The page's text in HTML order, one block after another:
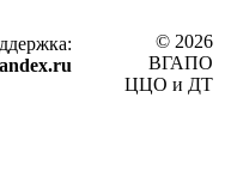
© 2026
ВГАПО
ЦЦО и ДТ